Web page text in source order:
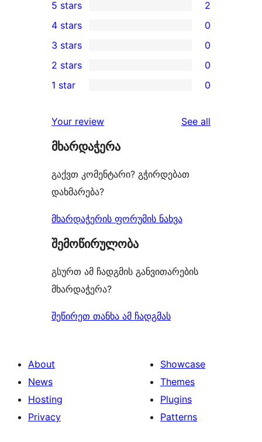
2
5-
star
reviews
5 stars 2
4-
star
reviews
4 stars 0
0
3-
star
3 stars 0
2-
reviews
2 stars 0
star
reviews
1 star 0
Your review See all
მხარდაჭერა
გაქვთ კომენტარი? გჭირდებათ
დახმარება?
მხარდაჭერის ფორუმის ნახვა
შემოწირულობა
გსურთ ამ ჩადგმის განვითარების
მხარდაჭერა?
შეწირეთ თანხა ამ ჩადგმას
About
News
Hosting
Privacy
Showcase
Themes
Plugins
Patterns